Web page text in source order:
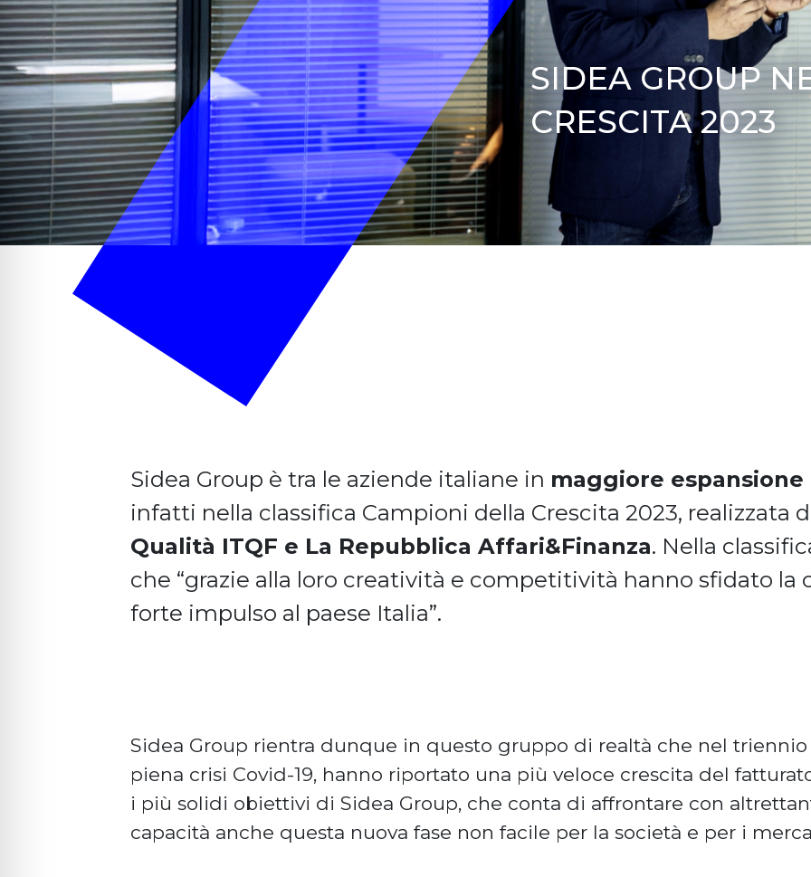
SIDEA GROUP
CRESCITA 2023
Sidea Group è tra le aziende italiane in maggiore
infatti nella classifica Campioni della Crescita 2023, realizzata
Qualità ITQF e La Repubblica Affari&Finanza. Nella
che “grazie alla loro creatività e competitività hanno sfidato la
forte impulso al paese Italia”.
Sidea Group rientra dunque in questo gruppo di realtà che nel triennio
piena crisi Covid-19, hanno riportato una più veloce crescita del
i più solidi obiettivi di Sidea Group, che conta di affrontare con
capacità anche questa nuova fase non facile per la società e per i